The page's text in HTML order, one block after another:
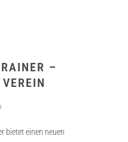
–
bietet einen neuen